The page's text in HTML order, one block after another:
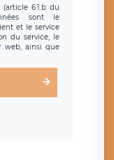
6.1.b du
sont le
et le service
du service, le
web, ainsi que
Le formulaire
hébergé par
clauses de
collectées
en sollicite la